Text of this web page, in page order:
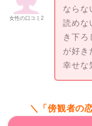
女性の口コミ2
ならな
読めな
き下ろ
が好き
幸せな
＼「傍観者の